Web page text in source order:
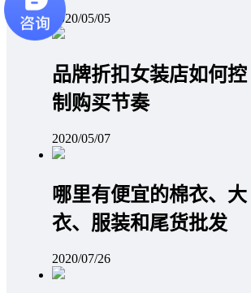
2020/05/05
品牌折扣女装店如何控
制购买节奏
2020/05/07
哪里有便宜的棉衣、大
衣、服装和尾货批发
2020/07/26